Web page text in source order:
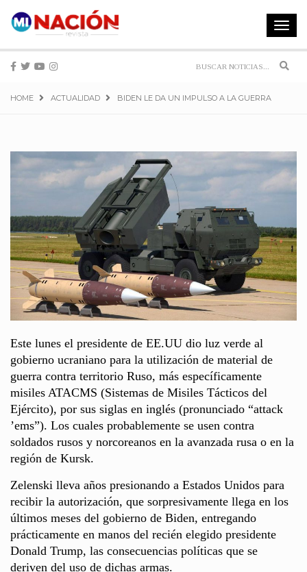
Toggle
HOME ACTUALIDAD BIDEN LE DA UN IMPULSO A LA GUERRA
Este lunes el presidente de EE.UU dio luz verde al
gobierno ucraniano para la utilización de material de
guerra contra territorio Ruso, más específicamente
misiles ATACMS (Sistemas de Misiles Tácticos del
Ejército), por sus siglas en inglés (pronunciado “attack
’ems”). Los cuales probablemente se usen contra
soldados rusos y norcoreanos en la avanzada rusa o en la
región de Kursk.
Zelenski lleva años presionando a Estados Unidos para
recibir la autorización, que sorpresivamente llega en los
últimos meses del gobierno de Biden, entregando
prácticamente en manos del recién elegido presidente
Donald Trump, las consecuencias políticas que se
deriven del uso de dichas armas.